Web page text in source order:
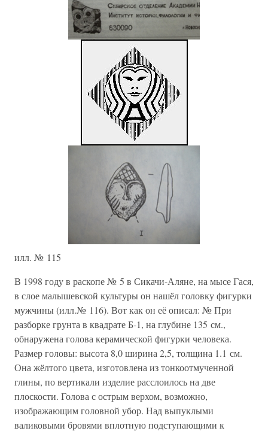
илл. № 115
В 1998 году в раскопе № 5 в Сикачи-Аляне, на мысе Гася,
в слое малышевской культуры он нашёл головку фигурки
мужчины (илл.№ 116). Вот как он её описал: № При
разборке грунта в квадрате Б-1, на глубине 135 см.,
обнаружена голова керамической фигурки человека.
Размер головы: высота 8,0 ширина 2,5, толщина 1.1 см.
Она жёлтого цвета, изготовлена из тонкоотмученной
глины, по вертикали изделие расслоилось на две
плоскости. Голова с острым верхом, возможно,
изображающим головной убор. Над выпуклыми
валиковыми бровями вплотную подступающими к